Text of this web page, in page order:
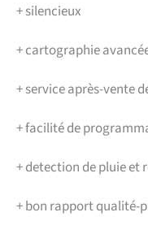
+silencieux
+cartographie
+service après-vente
+facilité de
+detection de pluie et
+bon rapport qualité-